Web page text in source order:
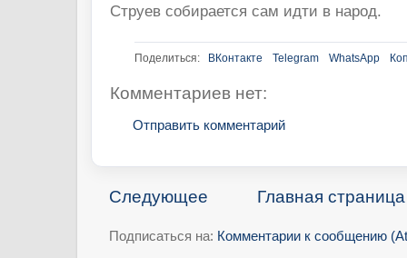
Струев собирается сам идти в народ.
Поделиться: ВКонтакте Telegram WhatsApp
Комментариев нет:
Отправить комментарий
Следующее Главная страница
Подписаться на: Комментарии к сообщению